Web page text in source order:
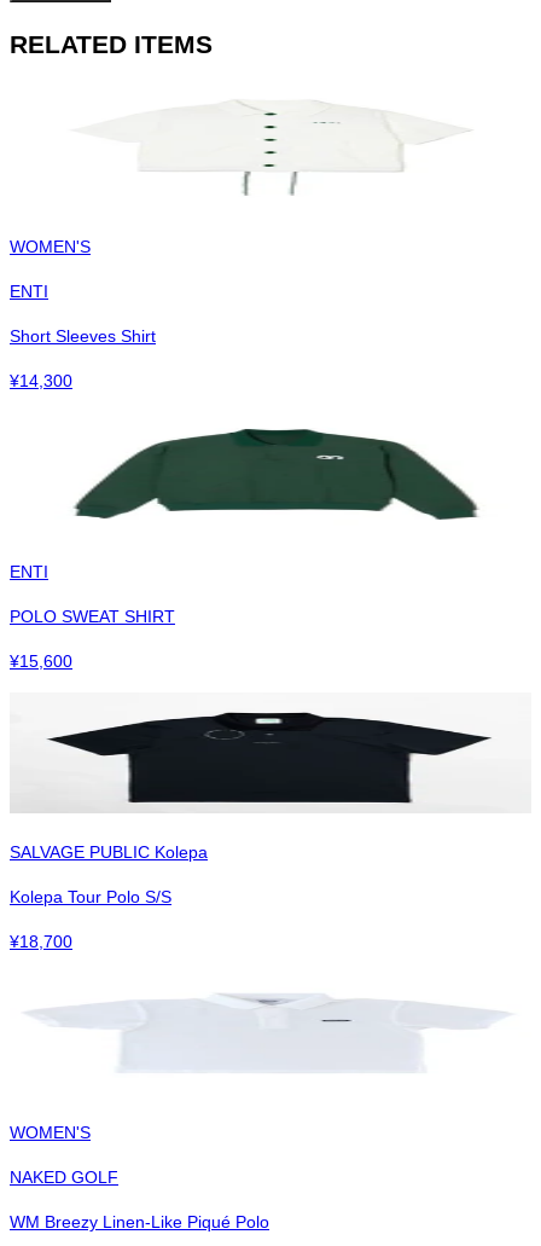
RELATED ITEMS
WOMEN'S
ENTI
Short Sleeves Shirt
¥14,300
ENTI
POLO SWEAT SHIRT
¥15,600
SALVAGE PUBLIC Kolepa
Kolepa Tour Polo S/S
¥18,700
WOMEN'S
NAKED GOLF
WM Breezy Linen-Like Piqué Polo